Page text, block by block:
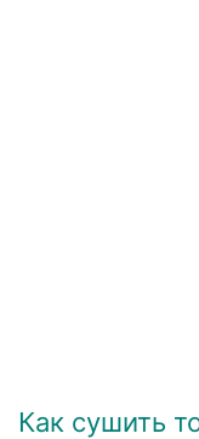
Как сушить